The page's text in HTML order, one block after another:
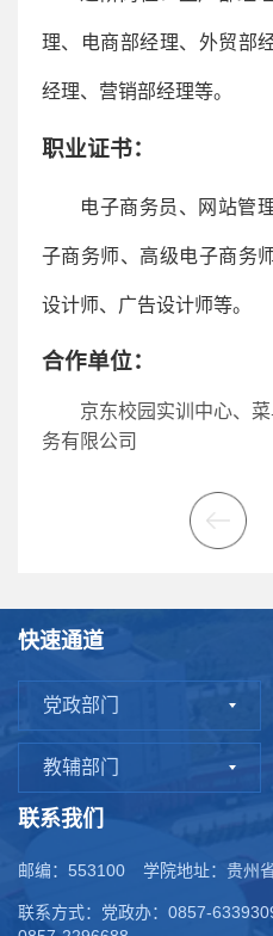
理、电商部经理、外贸部
经理、营销部经理等。
职业证书：
电子商务员 、网站管
子商务师、高级电子商务
设计师、广告设计师等。
合作单位：
京东校园实训中心、
务有限公司
快速通道
党政部门
教辅部门
联系我们
邮编：553100 学院地址：贵州
联系方式：党政办：0857-